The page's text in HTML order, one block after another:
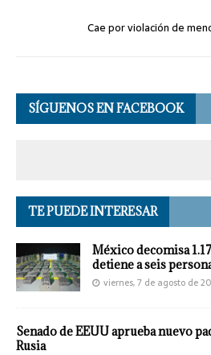
Cae por violación de
SÍGUENOS EN FACEBOOK
TE PUEDE INTERESAR
México decomisa
detiene a seis
viernes, 7 de agosto de
Senado de EEUU aprueba nuevo
Rusia